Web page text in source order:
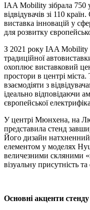
IAA Mobility зібрала 750
відвідувачів зі 110
виставка інновацій у
для розвитку
З 2021 року IAA Mobility
традиційної
охоплює виставковий
простори в центрі
взаємодіяти з
ідеально відповідаючи
європейської
У центрі Мюнхена, на
представила стенд
Його дизайн
елементом у моделях
величезними скляними
візуальну присутність
Основні акценти